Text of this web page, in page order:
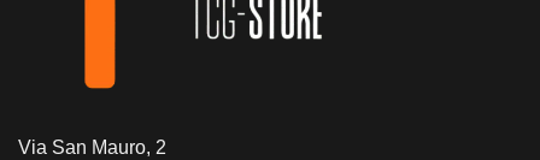
Via San Mauro, 2